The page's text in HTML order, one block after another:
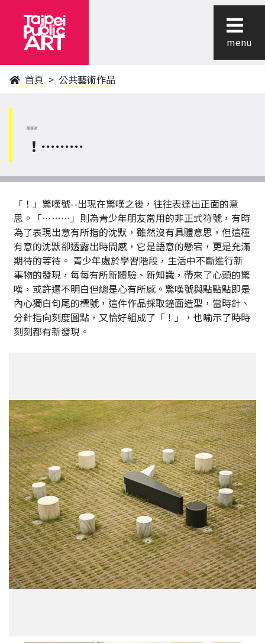
menu
首頁 公共藝術作品
萬華區
！………
「！」驚嘆號--出現在驚嘆之後，往往表達出正面的意
思。「………」則為青少年朋友常用的非正式符號，有時
為了表現出意有所指的沈默，雖然沒有具體意思，但這種
有意的沈默卻透露出時間感，它是語意的懸宕，更是充滿
期待的等待。 青少年處於學習階段，生活中不斷進行新
事物的發現，每每有所新體驗、新知識，帶來了心頭的驚
嘆，或許還不明白但總是心有所感。驚嘆號與點點點即是
內心獨白句尾的標號，這件作品採取鐘面造型，當時針、
分針指向刻度圓點，又恰好組成了「！」，也喻示了時時
刻刻都有新發現。